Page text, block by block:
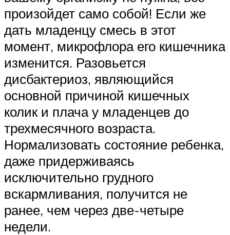
произойдет само собой! Если же
дать младенцу смесь в этот
момент, микрофлора его кишечника
изменится. Разовьется
дисбактериоз, являющийся
основной причиной кишечных
колик и плача у младенцев до
трехмесячного возраста.
Нормализовать состояние ребенка,
даже придерживаясь
исключительно грудного
вскармливания, получится не
ранее, чем через две-четыре
недели.